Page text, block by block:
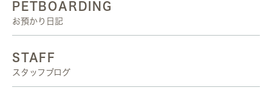
PETBOARDING
お預かり日記
STAFF
スタッフブログ